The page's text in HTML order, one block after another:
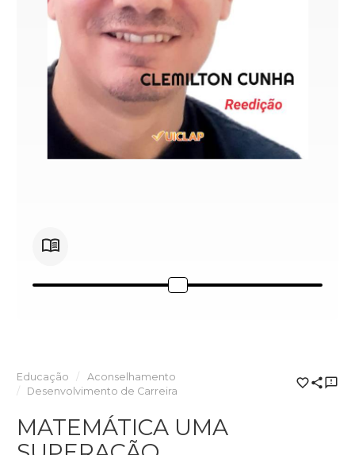
Educação
Aconselhamento
Desenvolvimento de Carreira
MATEMÁTICA UMA